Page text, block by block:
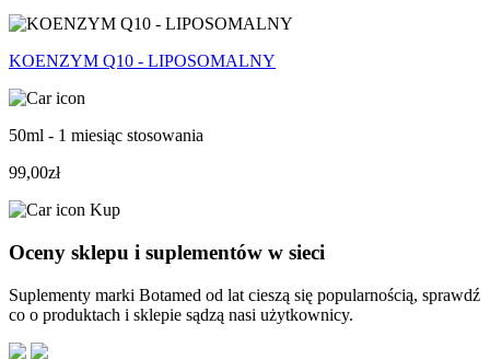
KOENZYM Q10 - LIPOSOMALNY
50ml - 1 miesiąc stosowania
99,00zł
Kup
Oceny sklepu i suplementów w sieci
Suplementy marki Botamed od lat cieszą się popularnością, sprawdź
co o produktach i sklepie sądzą nasi użytkownicy.